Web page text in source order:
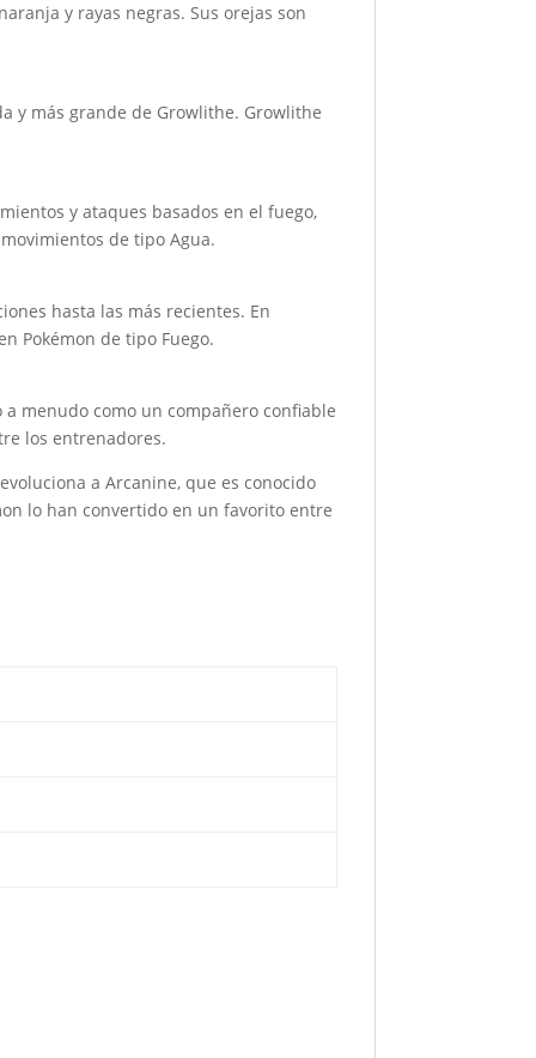
y rayas negras. Sus orejas son
y más grande de Growlithe. Growlithe
y ataques basados en el fuego,
de tipo Agua.
hasta las más recientes. En
Pokémon de tipo Fuego.
menudo como un compañero confiable
los entrenadores.
a Arcanine, que es conocido
lo han convertido en un favorito entre